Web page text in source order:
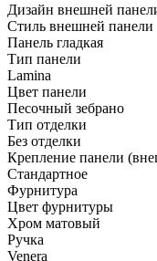
Дизайн внешней
Стиль внешней панели
Панель гладкая
Тип панели
Lamina
Цвет панели
Песочный зебрано
Тип отделки
Без отделки
Крепление панели
Стандартное
Фурнитура
Цвет фурнитуры
Хром матовый
Ручка
Venera